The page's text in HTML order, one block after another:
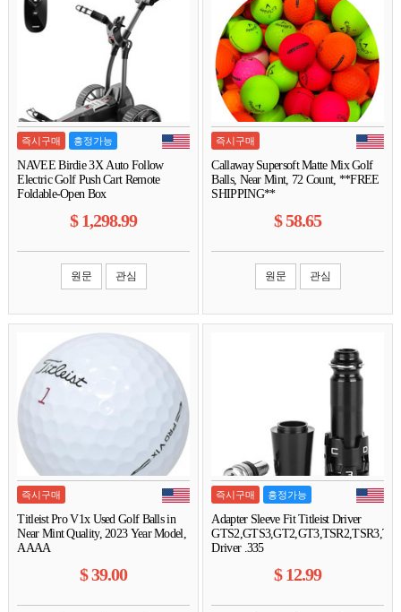
즉시구매 흥정가능
NAVEE Birdie 3X Auto Follow
Electric Golf Push Cart Remote
Foldable-Open Box
$1,298.99
원문 관심
즉시구매
Callaway Supersoft Matte Mix Golf
Balls, Near Mint, 72 Count, **FREE
SHIPPING**
$58.65
원문 관심
즉시구매
Titleist Pro V1x Used Golf Balls in
Near Mint Quality, 2023 Year Model,
AAAA
$39.00
즉시구매 흥정가능
Adapter Sleeve Fit Titleist Driver
GTS2,GTS3,GT2,GT3,TSR2,TSR3,TSi
Driver .335
$12.99